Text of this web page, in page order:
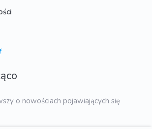
o nowościach pojawiających się